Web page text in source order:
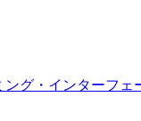
グ・インターフェ